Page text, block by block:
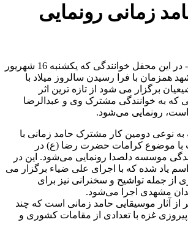
زمانی رونمایی
«خبرگزاری دانشجو»- در این محفل خوانندگی که یکشنبه 16 شهریور
با فرا رسیدن سالروز میلاد با
می شود از تازه ترین اثر
خوانندگی مشترک وی و عبدالرضا
می‌شود.
دومین کار مشترک حامد زمانی با
کرامات حضرت رضا (ع) در
دلصدا رونمایی می‌شود. این در
شده که با اجرای علی ضیاء برگزار می
تواشیح و سخنرانی نیز برای
اجرا می‌شود.
موسیقایی حامد زمانی است که چند
غزه با تعدادی از مقامات کشوری و